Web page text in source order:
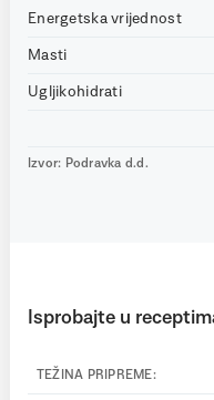
Energetska vrijednost
Masti
Ugljikohidrati
Izvor: Podravka d.d.
Isprobajte u
TEŽINA PRIPREME: